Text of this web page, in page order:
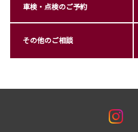
車検・点検のご予約
その他のご相談